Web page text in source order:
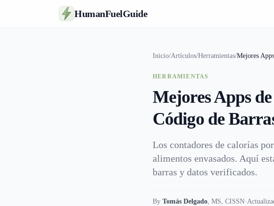
HumanFuelGuide
Inicio/Artículos/Herramientas/Mejores
HERRAMIENTAS
Mejores Apps
Código de
Los contadores de calorías
alimentos envasados. Aquí
barras y datos verificados.
By Tomás Delgado, MS, CISSN·